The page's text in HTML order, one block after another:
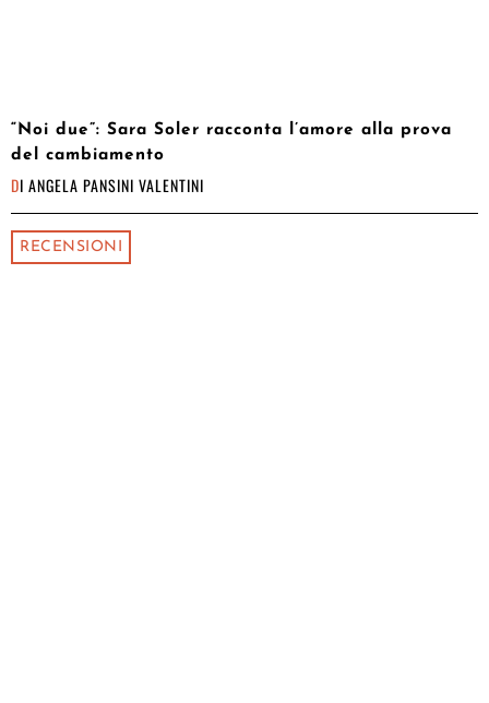
“Noi due”: Sara Soler racconta l’amore alla prova
del cambiamento
DI ANGELA PANSINI VALENTINI
RECENSIONI